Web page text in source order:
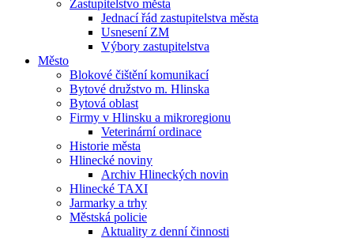
Zastupitelstvo města
Jednací řád zastupitelstva města
Usnesení ZM
Výbory zastupitelstva
Město
Blokové čištění komunikací
Bytové družstvo m. Hlinska
Bytová oblast
Firmy v Hlinsku a mikroregionu
Veterinární ordinace
Historie města
Hlinecké noviny
Archiv Hlineckých novin
Hlinecké TAXI
Jarmarky a trhy
Městská policie
Aktuality z denní činnosti